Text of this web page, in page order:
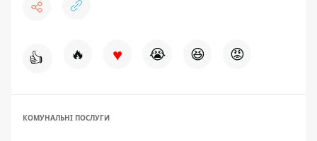
👍 🔥 ♥ 😭 😆 😡
КОМУНАЛЬНІ ПОСЛУГИ